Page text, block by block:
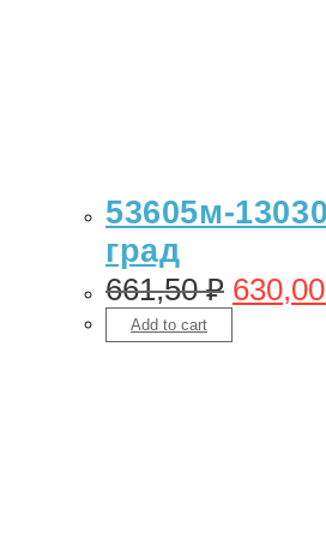
53605м-
град
661,50₽ 630,00
Add to cart